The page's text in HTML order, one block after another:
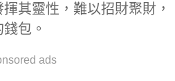
其靈性，難以招財聚財，
包。
ads